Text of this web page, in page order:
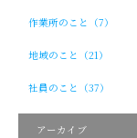
作業所のこと（7）
地域のこと（21）
社員のこと（37）
アーカイブ